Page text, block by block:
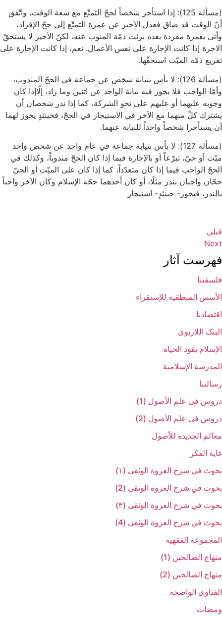
(مسألة 125): إذا استأجر شخصاً لحجّ التمتّع مع سعة الوقت، واتّفق
أنّ الوقت قد ضاق فعدل الأجير عن عمرة التمتّع إلى حجّ الإفراد،
وأتى بعمرة مفردة بعده برئت ذمّة المنوب عنه، لكنّ الأجير لا يستحقّ
الاجرة إذا كانت الإجارة على نفس الأعمال. نعم، إذا كانت الإجارة على
تفريغ ذمّة الميّت استحقّها.
(مسألة 126): لا بأس بنيابة شخص عن جماعة في الحجّ المندوب،
وأمّا الواجب فلا يجوز فيه نيابة الواحد عن اثنين وما زاد، إلّاإذا كان
وجوبه عليهما أو عليهم على نحو الشركة، كما إذا نذر شخصان أن
يشترك كلّ منهما مع الآخر في الاستيجار في الحجّ، فحينئذٍ يجوز لهما
أن يستأجرا شخصاً واحداً للنيابة عنهما.
(مسألة 127): لا بأس بنيابة جماعة في عام واحد عن شخص واحد
ميّت أو حيّ، تبرّعاً أو بالإجارة فيما إذا كان الحجّ مندوباً، وكذلك في
الحجّ الواجب فيما إذا كان متعدّداً، كما إذا كان على الميّت أو الحيّ
حجّان واجبان بنذر مثلًا، أو كان أحدهما حجّة الإسلام وكان الآخر واجباً
بالنذر، فيجوز- حينئذٍ- استيجار
قبلي
فهرست آثار
فلسفتنا
الأسس المنطقیة للإستقراء
اقتصادنا
البنک اللاربوی
الإسلام یقود الحیاة
المدرسة الإسلامیة
رسالتنا
دروس فی علم الأصول (1)
دروس فی علم الأصول (2)
معالم الجدیدة للأصول
غایة الفکر
بحوث في شرح العروة الوثقی (۱)
بحوث في شرح العروة الوثقی (2)
بحوث في شرح العروة الوثقی (۳)
بحوث في شرح العروة الوثقی (4)
المجموعة الفقهیة
منهاج الصالحین (1)
منهاج الصالحین (2)
الفتاوی الواضحة
ومضات